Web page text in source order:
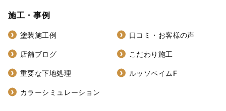
施工・事例
塗装施工例 口コミ・お客様の声
店舗ブログ こだわり施工
重要な下地処理 ルッソペイムF
カラーシミュレーション